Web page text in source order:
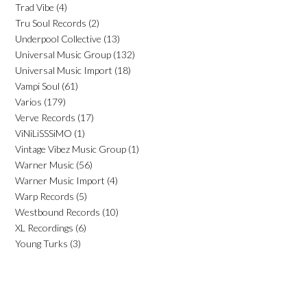
Trad Vibe (4)
Tru Soul Records (2)
Underpool Collective (13)
Universal Music Group (132)
Universal Music Import (18)
Vampi Soul (61)
Varios (179)
Verve Records (17)
ViNiLiSSSiMO (1)
Vintage Vibez Music Group (1)
Warner Music (56)
Warner Music Import (4)
Warp Records (5)
Westbound Records (10)
XL Recordings (6)
Young Turks (3)